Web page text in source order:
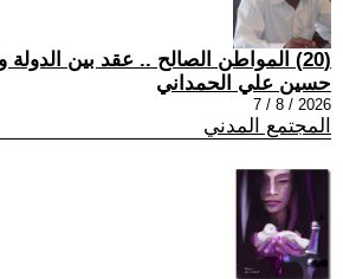
(20) المواطن الصالح .. عقد بين الدولة والإنسان
حسين علي الحمداني
2026 / 8 / 7
المجتمع المدني